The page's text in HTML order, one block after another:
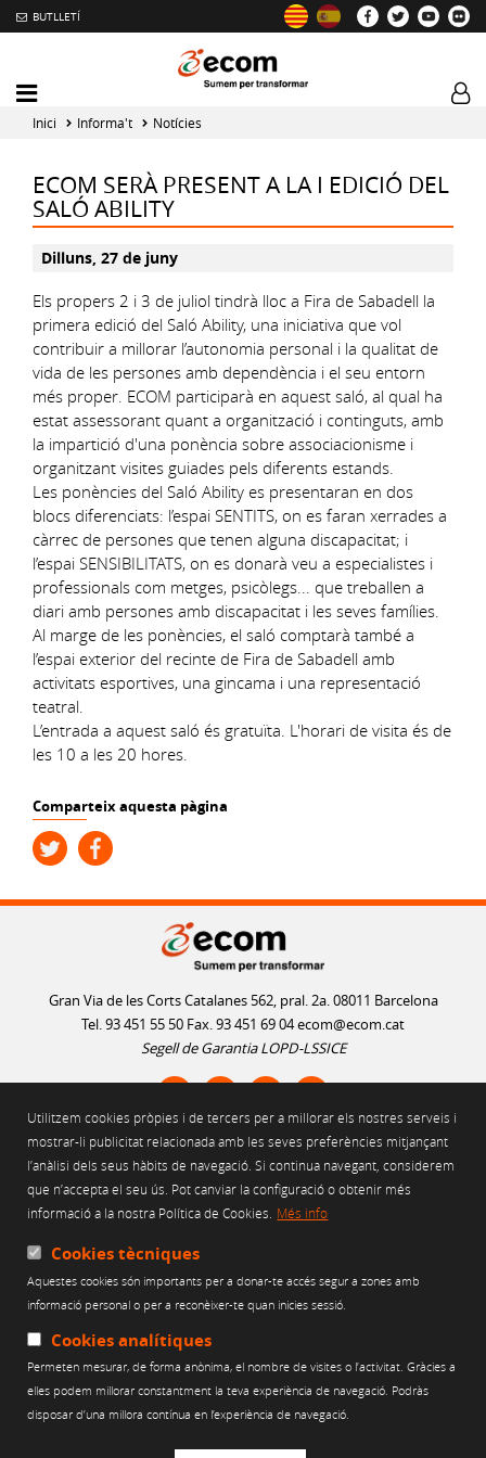
Utilitzem cookies pròpies i de tercers per a millorar els nostres serveis i
mostrar-li publicitat relacionada amb les seves preferències mitjançant
l’anàlisi dels seus hàbits de navegació. Si continua navegant, considerem
que n’accepta el seu ús. Pot canviar la configuració o obtenir més
informació a la nostra Política de Cookies. Més info
Cookies tècniques
Aquestes cookies són importants per a donar-te accés segur a zones amb
informació personal o per a reconèixer-te quan inicies sessió.
Cookies analítiques
Permeten mesurar, de forma anònima, el nombre de visites o l’activitat. Gràcies a
elles podem millorar constantment la teva experiència de navegació. Podràs
disposar d’una millora contínua en l’experiència de navegació.
BUTLLETÍ
Mobile
menu
toggler
Inici Informa't Notícies
ECOM SERÀ PRESENT A LA I EDICIÓ DEL
SALÓ ABILITY
Dilluns, 27 de juny
Els propers 2 i 3 de juliol tindrà lloc a Fira de Sabadell la
primera edició del Saló Ability, una iniciativa que vol
contribuir a millorar l’autonomia personal i la qualitat de
vida de les persones amb dependència i el seu entorn
més proper. ECOM participarà en aquest saló, al qual ha
estat assessorant quant a organització i continguts, amb
la impartició d'una ponència sobre associacionisme i
organitzant visites guiades pels diferents estands.
Les ponències del Saló Ability es presentaran en dos
blocs diferenciats: l’espai SENTITS, on es faran xerrades a
càrrec de persones que tenen alguna discapacitat; i
l’espai SENSIBILITATS, on es donarà veu a especialistes i
professionals com metges, psicòlegs... que treballen a
diari amb persones amb discapacitat i les seves famílies.
Al marge de les ponències, el saló comptarà també a
l’espai exterior del recinte de Fira de Sabadell amb
activitats esportives, una gincama i una representació
teatral.
L’entrada a aquest saló és gratuïta. L'horari de visita és de
les 10 a les 20 hores.
Comparteix aquesta pàgina
Gran Via de les Corts Catalanes 562, pral. 2a. 08011 Barcelona
Tel. 93 451 55 50 Fax. 93 451 69 04ecom@ecom.cat
Segell de Garantia LOPD-LSSICE
AVÍS LEGAL
POLÍTICA D'ÚS DE COOKIES
POLÍTICA DE PRIVACITAT
POLÍTICA DE XARXES SOCIALS
CANAL ÈTIC
Web finançat per: